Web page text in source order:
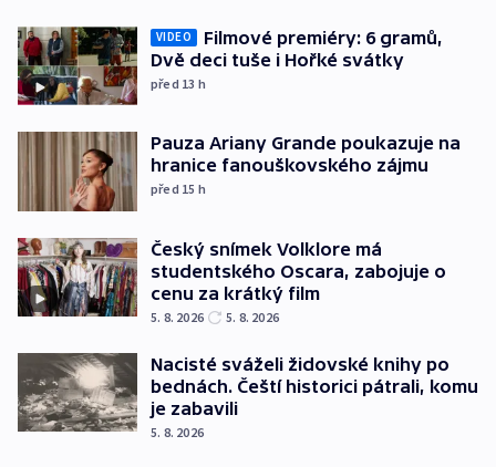
VIDEO
Filmové premiéry: 6 gramů,
Dvě deci tuše i Hořké svátky
před 13 h
Pauza Ariany Grande poukazuje na
hranice fanouškovského zájmu
před 15 h
Český snímek Volklore má
studentského Oscara, zabojuje o
cenu za krátký film
5. 8. 2026 5. 8. 2026
Nacisté sváželi židovské knihy po
bednách. Čeští historici pátrali, komu
je zabavili
5. 8. 2026